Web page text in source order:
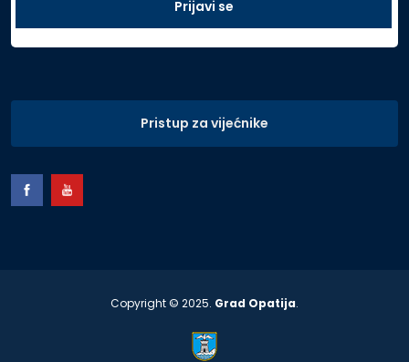
Pristup za vijećnike
Copyright © 2025. Grad Opatija.